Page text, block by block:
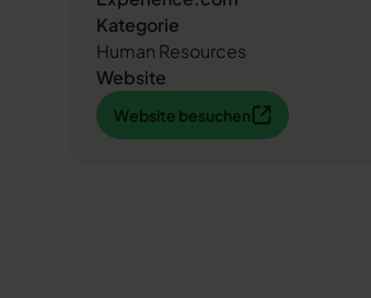
Kategorie
Human Resources
Website
Website besuchen
Website besuchen